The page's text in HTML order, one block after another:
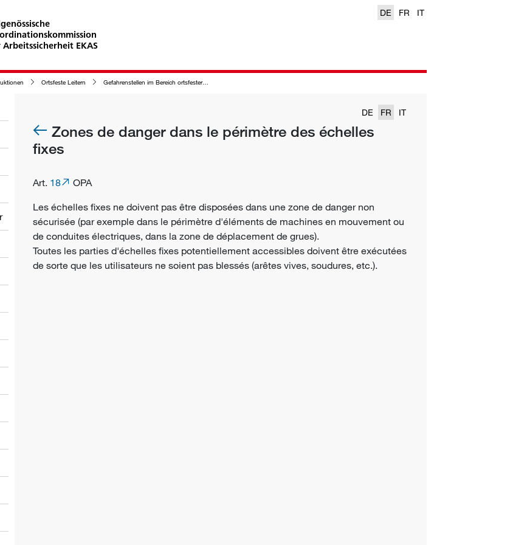
EKAS
DE FR IT
Ortsfeste Leitern Gefahrenstellen im Bereich ortsfester Leitern
DE FR IT
Zones de danger dans le périmètre des échelles
fixes
Art. 18
OPA
Les échelles fixes ne doivent pas être disposées dans une zone de danger non
sécurisée (par exemple dans le périmètre d'éléments de machines en mouvement ou
de conduites électriques, dans la zone de déplacement de grues).
Toutes les parties d'échelles fixes potentiellement accessibles doivent être exécutées
de sorte que les utilisateurs ne soient pas blessés (arêtes vives, soudures, etc.).